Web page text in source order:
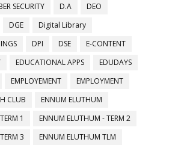
SECURITY D.A
DEO
DGE
Digital Library
DPI DSE
E-CONTENT
EDUCATIONAL APPS
EDUDAYS
EMPLOYEMENT
EMPLOYMENT
CLUB
ENNUM ELUTHUM
1
ENNUM ELUTHUM - TERM 2
3
ENNUM ELUTHUM TLM